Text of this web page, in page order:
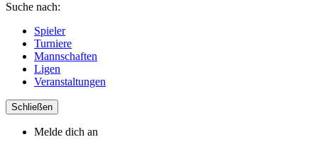
Suche nach:
Spieler
Turniere
Mannschaften
Ligen
Veranstaltungen
Schließen
Melde dich an